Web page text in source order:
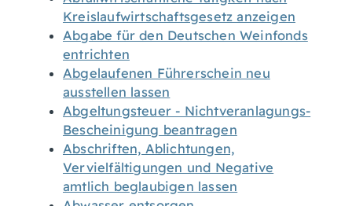
Kreislaufwirtschaftsgesetz anzeigen
Abgabe für den Deutschen Weinfonds
entrichten
Abgelaufenen Führerschein neu
ausstellen lassen
Abgeltungsteuer - Nichtveranlagungs-
Bescheinigung beantragen
Abschriften, Ablichtungen,
Vervielfältigungen und Negative
amtlich beglaubigen lassen